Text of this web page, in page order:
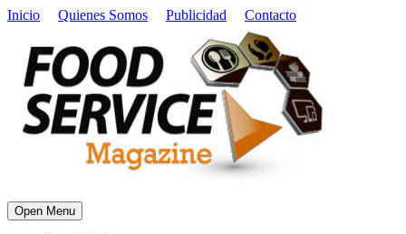
Inicio Quienes Somos Publicidad Contacto
Open Menu